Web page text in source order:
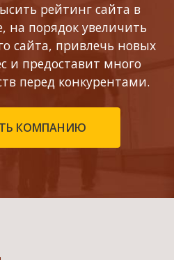
рейтинг сайта в
на порядок увеличить
сайта, привлечь новых
и предоставит много
перед конкурентами.
КОМПАНИЮ